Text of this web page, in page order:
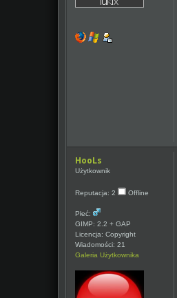
HooLs
Użytkownik
Reputacja: 2 Offline
Płeć:
GIMP: 2.2 + GAP
Licencja: Copyright
Wiadomości: 21
Galeria Użytkownika